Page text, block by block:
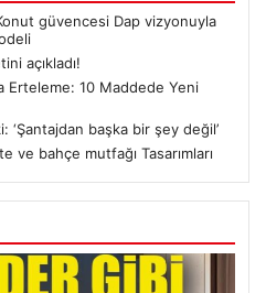
güvencesi Dap vizyonuyla
açıkladı!
Erteleme: 10 Maddede Yeni
‘Şantajdan başka bir şey değil’
ve bahçe mutfağı Tasarımları